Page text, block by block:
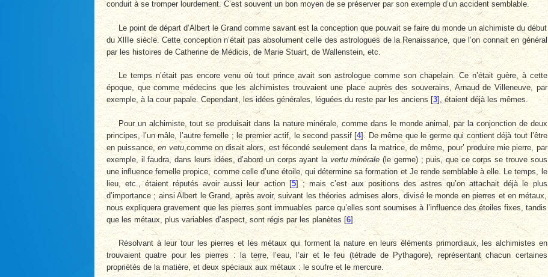
conduit à se tromper lourdement. C’est souvent un bon moyen de se préserver par son exemple d’un accident semblable.
Le point de départ d’Albert le Grand comme savant est la conception que pouvait se faire du monde un alchimiste du début
du XlIIe siècle. Cette conception n’était pas absolument celle des astrologues de la Renaissance, que l’on connait en général
par les histoires de Catherine de Médicis, de Marie Stuart, de Wallenstein, etc.
Le temps n’était pas encore venu où tout prince avait son astrologue comme son chapelain. Ce n’était guère, à cette
époque, que comme médecins que les alchimistes trouvaient une place auprès des souverains, Arnaud de Villeneuve, par
exemple, à la cour papale. Cependant, les idées générales, léguées du reste par les anciens[3], étaient déjà les mêmes.
Pour un alchimiste, tout se produisait dans la nature minérale, comme dans le monde animal, par la conjonction de deux
principes, l’un mâle, l’autre femelle ; le premier actif, le second passif[4]. De même que le germe qui contient déjà tout l’être
en puissance,en vetu,comme on disait alors, est fécondé seulement dans la matrice, de même, pour’ produire mie pierre, par
exemple, il faudra, dans leurs idées, d’abord un corps ayant la vertu minérale (le germe) ; puis, que ce corps se trouve sous
une influence femelle propice, comme celle d’une étoile, qui détermine sa formation et Je rende semblable à elle. Le temps, le
lieu, etc., étaient réputés avoir aussi leur action[5] ; mais c’est aux positions des astres qu’on attachait déjà le plus
d’importance ; ainsi Albert le Grand, après avoir, suivant les théories admises alors, divisé le monde en pierres et en métaux,
nous expliquera gravement que les pierres sont immuables parce qu’elles sont soumises à l’influence des étoiles fixes, tandis
que les métaux, plus variables d’aspect, sont régis par les planètes[6].
Résolvant à leur tour les pierres et les métaux qui forment la nature en leurs éléments primordiaux, les alchimistes en
trouvaient quatre pour les pierres : la terre, l’eau, l’air et le feu (tétrade de Pythagore), représentant chacun certaines
propriétés de la matière, et deux spéciaux aux métaux : le soufre et le mercure.